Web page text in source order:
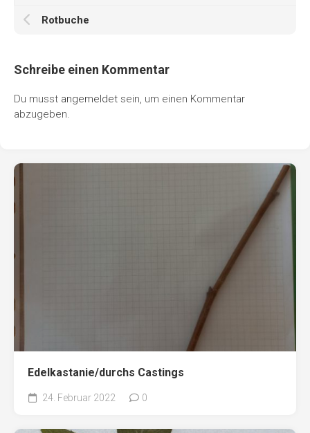
Rotbuche
Schreibe einen Kommentar
Du musst angemeldet sein, um einen Kommentar
abzugeben.
Edelkastanie/durchs Castings
24. Februar 2022 0